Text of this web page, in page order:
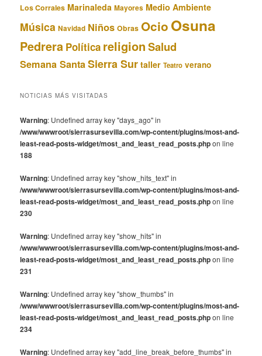
Los Corrales Marinaleda Mayores Medio Ambiente
Música Navidad Niños Obras Ocio Osuna
Pedrera Política religionSalud
Semana SantaSierra Sur taller Teatro verano
NOTICIAS MÁS VISITADAS
Warning: Undefined array key "days_ago" in
/www/wwwroot/sierrasursevilla.com/wp-content/plugins/most-and-
least-read-posts-widget/most_and_least_read_posts.phpon line
188
Warning: Undefined array key "show_hits_text" in
/www/wwwroot/sierrasursevilla.com/wp-content/plugins/most-and-
least-read-posts-widget/most_and_least_read_posts.phpon line
230
Warning: Undefined array key "show_hits" in
/www/wwwroot/sierrasursevilla.com/wp-content/plugins/most-and-
least-read-posts-widget/most_and_least_read_posts.phpon line
231
Warning: Undefined array key "show_thumbs" in
/www/wwwroot/sierrasursevilla.com/wp-content/plugins/most-and-
least-read-posts-widget/most_and_least_read_posts.phpon line
234
Warning: Undefined array key "add_line_break_before_thumbs" in